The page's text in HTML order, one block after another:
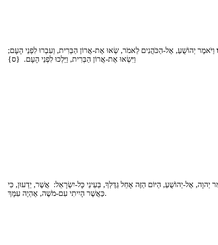
ו וַיֹּאמֶר יְהוֹשֻׁעַ, אֶל-הַכֹּהֲנִים לֵאמֹר, שְׂאוּ אֶת-אֲרוֹן הַבְּרִית, וְעִבְרוּ לִפְנֵי הָעָם;
וַיִּשְׂאוּ אֶת-אֲרוֹן הַבְּרִית, וַיֵּלְכוּ לִפְנֵי הָעָם. {ס}
יְהוָה, אֶל-יְהוֹשֻׁעַ, הַיּוֹם הַזֶּה אָחֵל גַּדֶּלְךָ, בְּעֵינֵי כָּל-יִשְׂרָאֵל: אֲשֶׁר, יֵדְעוּן, כִּי
כַּאֲשֶׁר הָיִיתִי עִם-מֹשֶׁה, אֶהְיֶה עִמָּךְ.